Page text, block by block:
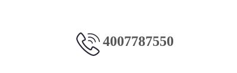
4007787550